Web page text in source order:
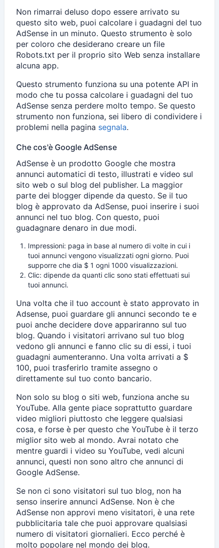
Non rimarrai deluso dopo essere arrivato su
questo sito web, puoi calcolare i guadagni del tuo
AdSense in un minuto. Questo strumento è solo
per coloro che desiderano creare un file
Robots.txt per il proprio sito Web senza installare
alcuna app.
Questo strumento funziona su una potente API in
modo che tu possa calcolare i guadagni del tuo
AdSense senza perdere molto tempo. Se questo
strumento non funziona, sei libero di condividere i
problemi nella pagina segnala.
Che cos'è Google AdSense
AdSense è un prodotto Google che mostra
annunci automatici di testo, illustrati e video sul
sito web o sul blog del publisher. La maggior
parte dei blogger dipende da questo. Se il tuo
blog è approvato da AdSense, puoi inserire i suoi
annunci nel tuo blog. Con questo, puoi
guadagnare denaro in due modi.
Impressioni: paga in base al numero di volte in cui i
tuoi annunci vengono visualizzati ogni giorno. Puoi
supporre che dia $ 1 ogni 1000 visualizzazioni.
Clic: dipende da quanti clic sono stati effettuati sui
tuoi annunci.
Una volta che il tuo account è stato approvato in
Adsense, puoi guardare gli annunci secondo te e
puoi anche decidere dove appariranno sul tuo
blog. Quando i visitatori arrivano sul tuo blog
vedono gli annunci e fanno clic su di essi, i tuoi
guadagni aumenteranno. Una volta arrivati ​​a $
100, puoi trasferirlo tramite assegno o
direttamente sul tuo conto bancario.
Non solo su blog o siti web, funziona anche su
YouTube. Alla gente piace soprattutto guardare
video migliori piuttosto che leggere qualsiasi
cosa, e forse è per questo che YouTube è il terzo
miglior sito web al mondo. Avrai notato che
mentre guardi i video su YouTube, vedi alcuni
annunci, questi non sono altro che annunci di
Google AdSense.
Se non ci sono visitatori sul tuo blog, non ha
senso inserire annunci AdSense. Non è che
AdSense non approvi meno visitatori, è una rete
pubblicitaria tale che puoi approvare qualsiasi
numero di visitatori giornalieri. Ecco perché è
molto popolare nel mondo dei blog.